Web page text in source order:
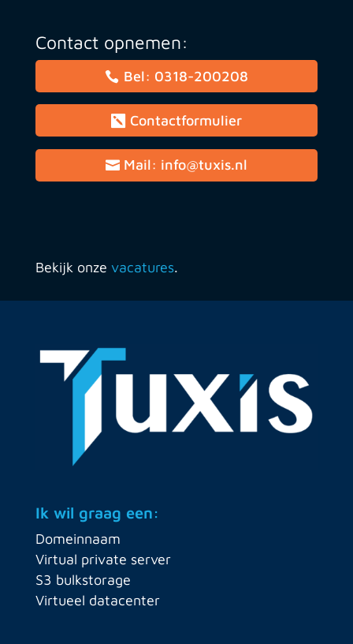
Contact opnemen:
Bel: 0318-200208
Contactformulier
Mail: info@tuxis.nl
Bekijk onze vacatures.
Ik wil graag een:
Domeinnaam
Virtual private server
S3 bulkstorage
Virtueel datacenter